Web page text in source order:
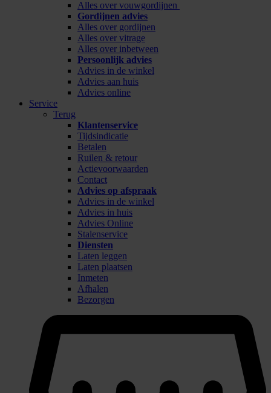
Alles over vouwgordijnen
Gordijnen advies
Alles over gordijnen
Alles over vitrage
Alles over inbetween
Persoonlijk advies
Advies in de winkel
Advies aan huis
Advies online
Service
Terug
Klantenservice
Tijdsindicatie
Betalen
Ruilen & retour
Actievoorwaarden
Contact
Advies op afspraak
Advies in de winkel
Advies in huis
Advies Online
Stalenservice
Diensten
Laten leggen
Laten plaatsen
Inmeten
Afhalen
Bezorgen